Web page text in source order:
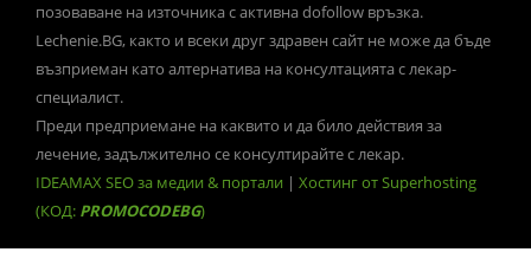
позоваване на източника с активна dofollow връзка.
Lechenie.BG, както и всеки друг здравен сайт не може да бъде
възприеман като алтернатива на консултацията с лекар-
специалист.
Преди предприемане на каквито и да било действия за
лечение, задължително се консултирайте с лекар.
IDEAMAX SEO за медии & портали | Хостинг от Superhosting
(КОД: PROMOCODEBG)